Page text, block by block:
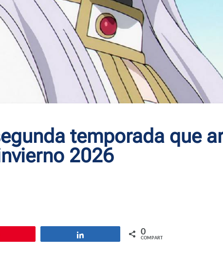
temporada que
2026
0
COMPARTIR